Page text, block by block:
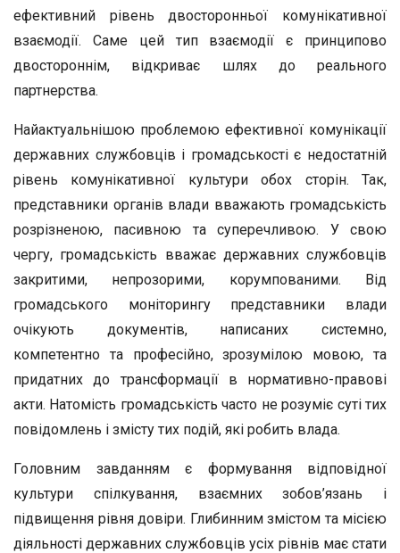
ефективний рівень двосторонньої комунікативної
взаємодії. Саме цей тип взаємодії є принципово
двостороннім, відкриває шлях до реального
партнерства.
Найактуальнішою проблемою ефективної комунікації
державних службовців і громадськості є недостатній
рівень комунікативної культури обох сторін. Так,
представники органів влади вважають громадськість
розрізненою, пасивною та суперечливою. У свою
чергу, громадськість вважає державних службовців
закритими, непрозорими, корумпованими. Від
громадського моніторингу представники влади
очікують документів, написаних системно,
компетентно та професійно, зрозумілою мовою, та
придатних до трансформації в нормативно-правові
акти. Натомість громадськість часто не розуміє суті тих
повідомлень і змісту тих подій, які робить влада.
Головним завданням є формування відповідної
культури спілкування, взаємних зобов’язань і
підвищення рівня довіри. Глибинним змістом та місією
діяльності державних службовців усіх рівнів має стати